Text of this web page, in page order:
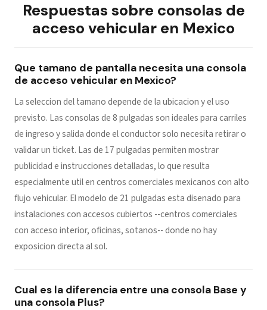
Respuestas sobre consolas de
acceso vehicular en Mexico
Que tamano de pantalla necesita una consola
de acceso vehicular en Mexico?
La seleccion del tamano depende de la ubicacion y el uso
previsto. Las consolas de 8 pulgadas son ideales para carriles
de ingreso y salida donde el conductor solo necesita retirar o
validar un ticket. Las de 17 pulgadas permiten mostrar
publicidad e instrucciones detalladas, lo que resulta
especialmente util en centros comerciales mexicanos con alto
flujo vehicular. El modelo de 21 pulgadas esta disenado para
instalaciones con accesos cubiertos --centros comerciales
con acceso interior, oficinas, sotanos-- donde no hay
exposicion directa al sol.
Cual es la diferencia entre una consola Base y
una consola Plus?